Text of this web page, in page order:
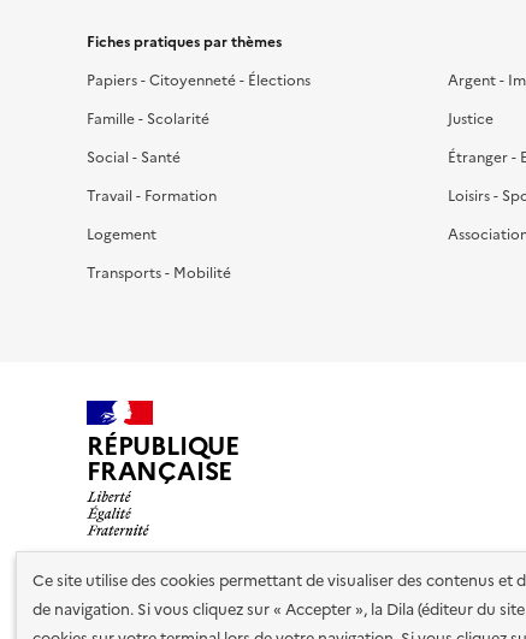
Ce site utilise des cookies permettant de visualiser des contenus
de navigation. Si vous cliquez sur « Accepter », la Dila (éditeur du
Fiches pratiques par thèmes
Papiers - Citoyenneté - Élections
Famille - Scolarité
Social - Santé
Travail - Formation
Logement
Transports - Mobilité
Argent -
Justice
Étranger -
Loisirs -
RÉPUBLIQUE
FRANÇAISE
Nos partenaires